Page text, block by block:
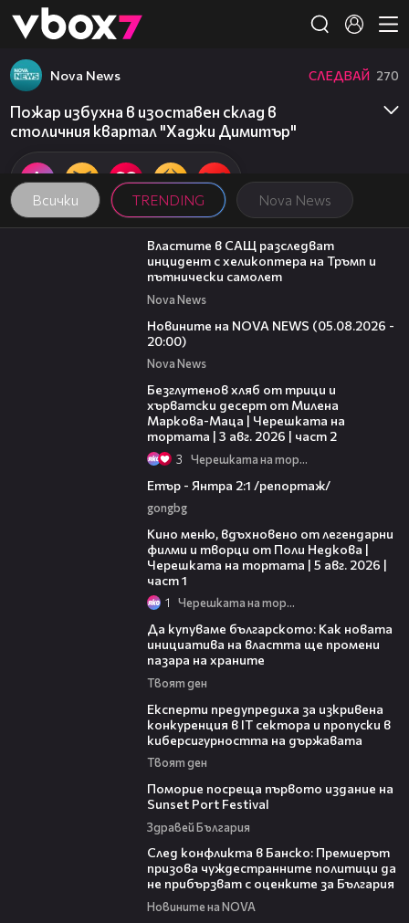
👾
Всички TRENDING Nova News
Nova News СЛЕДВАЙ 270
Пожар избухна в изоставен склад в
столичния квартал "Хаджи Димитър"
00:39
Властите в САЩ разследват
инцидент с хеликоптера на Тръмп и
пътнически самолет
Nova News
Новините на NOVA NEWS (05.08.2026 -
20:00)
Nova News
Безглутенов хляб от трици и
хърватски десерт от Милена
Маркова-Маца | Черешката на
тортата | 3 авг. 2026 | част 2
3 Черешката на тортата
Етър - Янтра 2:1 /репортаж/
gongbg
Кино меню, вдъхновено от легендарни
филми и творци от Поли Недкова |
Черешката на тортата | 5 авг. 2026 |
част 1
1 Черешката на тортата
Да купуваме българското: Как новата
инициатива на властта ще промени
пазара на храните
Твоят ден
Експерти предупредиха за изкривена
конкуренция в IT сектора и пропуски в
киберсигурността на държавата
Твоят ден
Поморие посреща първото издание на
Sunset Port Festival
Здравей България
След конфликта в Банско: Премиерът
призова чуждестранните политици да
не прибързват с оценките за България
Новините на NOVA